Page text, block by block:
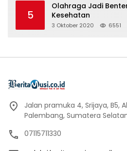
5
Olahraga Jadi
Kesehatan
3 Oktober 2020 6551
Jalan pramuka 4, Srijaya, B5,
Palembang, Sumatera
07115711330